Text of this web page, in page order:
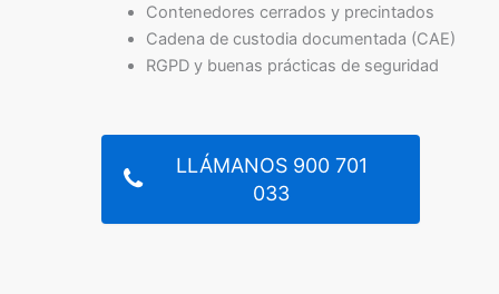
Contenedores cerrados y precintados
Cadena de custodia documentada (CAE)
RGPD y buenas prácticas de seguridad
LLÁMANOS 900 701
033